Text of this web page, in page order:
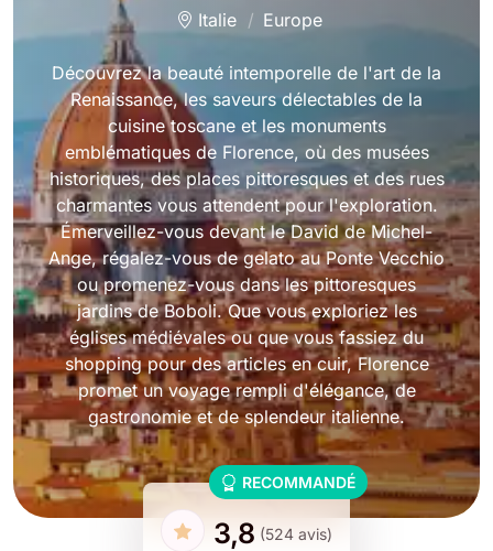
Italie Europe
Découvrez la beauté intemporelle de l'art de la
Renaissance, les saveurs délectables de la
cuisine toscane et les monuments
emblématiques de Florence, où des musées
historiques, des places pittoresques et des rues
charmantes vous attendent pour l'exploration.
Émerveillez-vous devant le David de Michel-
Ange, régalez-vous de gelato au Ponte Vecchio
ou promenez-vous dans les pittoresques
jardins de Boboli. Que vous exploriez les
églises médiévales ou que vous fassiez du
shopping pour des articles en cuir, Florence
promet un voyage rempli d'élégance, de
gastronomie et de splendeur italienne.
RECOMMANDÉ
3,8 (524 avis)